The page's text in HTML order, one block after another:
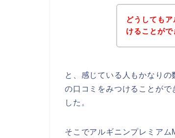
どうしても
けることがで
と、感じている人もかなり
の口コミをみつけることがで
した。
そこでアルギニンプレミア